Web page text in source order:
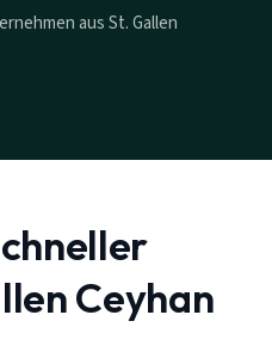
aus St. Gallen
Ceyhan